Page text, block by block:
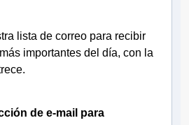
lista de correo para recibir
importantes del día, con la
de e-mail para